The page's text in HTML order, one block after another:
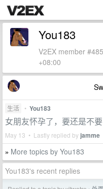
You183
V2EX member
+08:00
生活 • You183
女朋友怀孕了，要还是不要
May 13 • Lastly replied by jamme
» More topics by You183
You183's recent replies